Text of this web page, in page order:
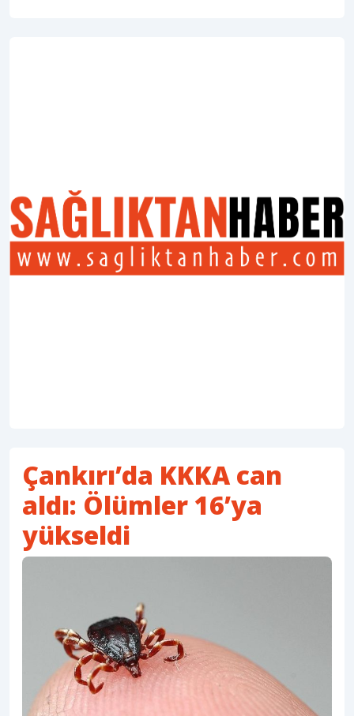
Çankırı’da KKKA can
aldı: Ölümler 16’ya
yükseldi